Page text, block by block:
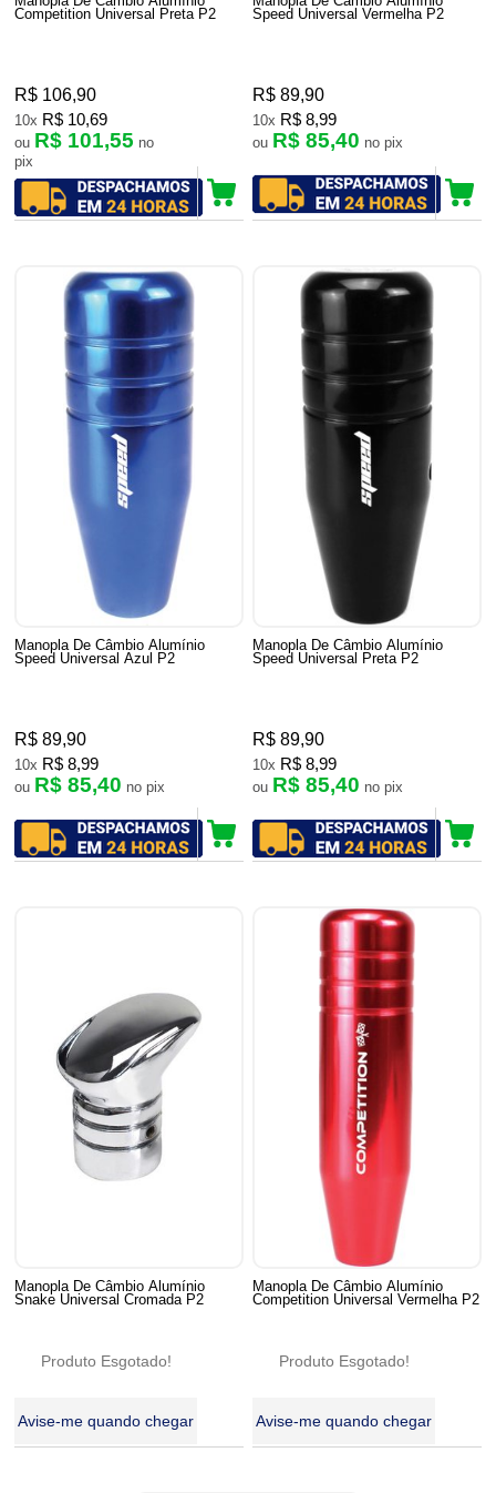
Competition Universal Preta P2
R$ 106,90
10x R$ 10,69
ou R$ 101,55 no
pix
Speed Universal Vermelha P2
R$ 89,90
10x R$ 8,99
ou R$ 85,40 no pix
Manopla De Câmbio Alumínio
Speed Universal Azul P2
R$ 89,90
10x R$ 8,99
ou R$ 85,40 no pix
Manopla De Câmbio Alumínio
Speed Universal Preta P2
R$ 89,90
10x R$ 8,99
ou R$ 85,40 no pix
Manopla De Câmbio Alumínio
Snake Universal Cromada P2
Produto Esgotado!
Avise-me quando chegar
Manopla De Câmbio Alumínio
Competition Universal Vermelha P2
Produto Esgotado!
Avise-me quando chegar